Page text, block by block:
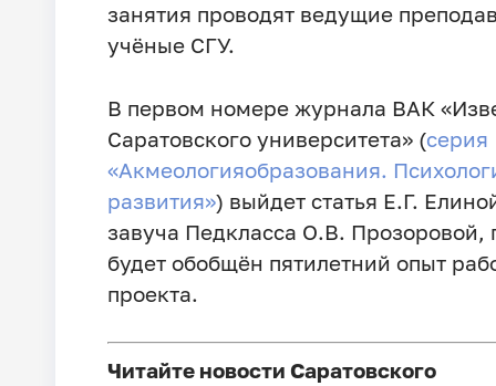
занятия проводят ведущие
учёные СГУ.
В первом номере журнала ВАК
Саратовского университета» (серия
«Акмеологияобразования.
развития») выйдет статья Е.Г.
завуча Педкласса О.В. Прозоровой,
будет обобщён пятилетний опыт
проекта.
Читайте новости Саратовского